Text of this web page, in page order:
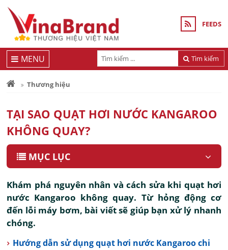
FEEDS
Tìm kiếm
MENU
Thương hiệu
TẠI SAO QUẠT HƠI NƯỚC KANGAROO
KHÔNG QUAY?
MỤC LỤC
Khám phá nguyên nhân và cách sửa khi quạt hơi
nước Kangaroo không quay. Từ hỏng động cơ
đến lỗi máy bơm, bài viết sẽ giúp bạn xử lý nhanh
chóng.
Hướng dẫn sử dụng quạt hơi nước Kangaroo chi